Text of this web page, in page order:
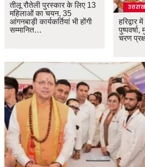
तीलू रौतेली पुरस्कार के लिए 13
महिलाओं का चयन, 35
आंगनबाड़ी कार्यकर्तियां भी होंगी
सम्मानित…
हरिद्वार
चरण